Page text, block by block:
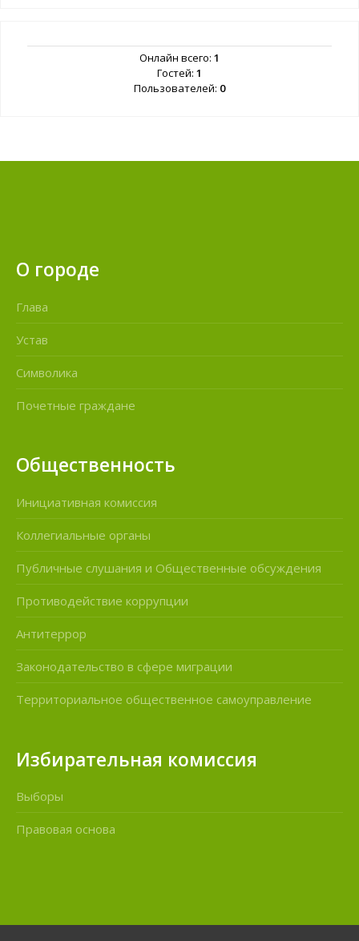
Онлайн всего: 1
Гостей: 1
Пользователей: 0
О городе
Глава
Устав
Символика
Почетные граждане
Общественность
Инициативная комиссия
Коллегиальные органы
Публичные слушания и Общественные обсуждения
Противодействие коррупции
Антитеррор
Законодательство в сфере миграции
Территориальное общественное самоуправление
Избирательная комиссия
Выборы
Правовая основа